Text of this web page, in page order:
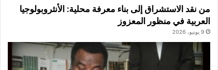
من نقد الاستشراق إلى بناء معرفة محلية: الأنثروبولوجيا
العربية في منظور المعزوز
9 يونيو، 2026